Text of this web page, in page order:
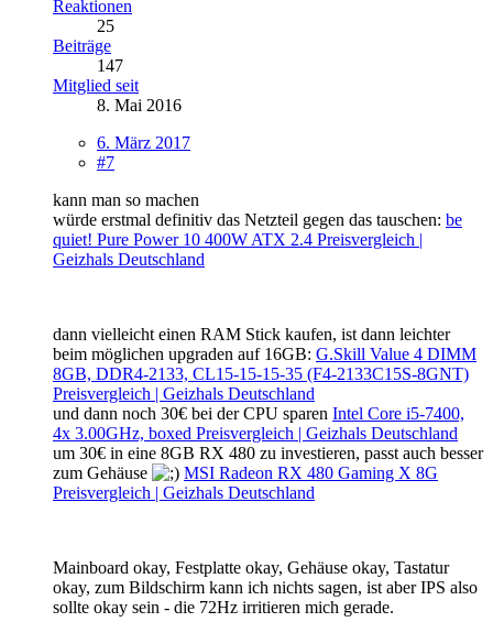
Reaktionen
25
Beiträge
147
Mitglied seit
8. Mai 2016
6. März 2017
#7
kann man so machen
würde erstmal definitiv das Netzteil gegen das tauschen: be
quiet! Pure Power 10 400W ATX 2.4 Preisvergleich |
Geizhals Deutschland
dann vielleicht einen RAM Stick kaufen, ist dann leichter
beim möglichen upgraden auf 16GB: G.Skill Value 4 DIMM
8GB, DDR4-2133, CL15-15-15-35 (F4-2133C15S-8GNT)
Preisvergleich | Geizhals Deutschland
und dann noch 30€ bei der CPU sparen Intel Core i5-7400,
4x 3.00GHz, boxed Preisvergleich | Geizhals Deutschland
um 30€ in eine 8GB RX 480 zu investieren, passt auch besser
zum Gehäuse
MSI Radeon RX 480 Gaming X 8G
Preisvergleich | Geizhals Deutschland
Mainboard okay, Festplatte okay, Gehäuse okay, Tastatur
okay, zum Bildschirm kann ich nichts sagen, ist aber IPS also
sollte okay sein - die 72Hz irritieren mich gerade.